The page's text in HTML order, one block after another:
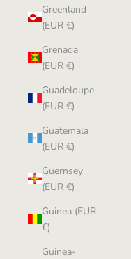
Greenland
(EUR €)
Grenada
(EUR €)
Guadeloupe
(EUR €)
Guatemala
(EUR €)
Guernsey
(EUR €)
Guinea (EUR
€)
Guinea-